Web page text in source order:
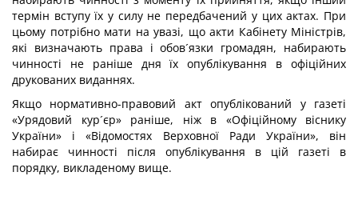
термін вступу їх у силу не передбачений у цих актах. При
цьому потрібно мати на увазі, що акти Кабінету Міністрів,
які визначають права і обов´язки громадян, набирають
чинності не раніше дня їх опублікування в офіційних
друкованих виданнях.
Якщо нормативно-правовий акт опублікований у газеті
«Урядовий кур´єр» раніше, ніж в «Офіційному віснику
України» і «Відомостях Верховної Ради України», він
набирає чинності після опублікування в цій газеті в
порядку, викладеному вище.